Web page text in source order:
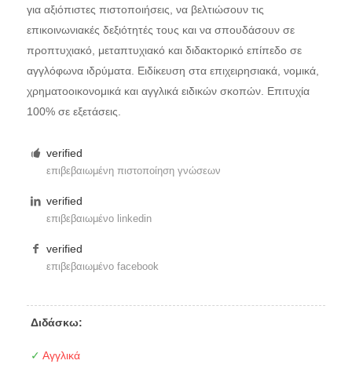
για αξιόπιστες πιστοποιήσεις, να βελτιώσουν τις
επικοινωνιακές δεξιότητές τους και να σπουδάσουν σε
προπτυχιακό, μεταπτυχιακό και διδακτορικό επίπεδο σε
αγγλόφωνα ιδρύματα. Ειδίκευση στα επιχειρησιακά, νομικά,
χρηματοοικονομικά και αγγλικά ειδικών σκοπών. Επιτυχία
100% σε εξετάσεις.
verified
επιβεβαιωμένη πιστοποίηση γνώσεων
verified
επιβεβαιωμένο linkedin
verified
επιβεβαιωμένο facebook
Διδάσκω:
✓ Αγγλικά